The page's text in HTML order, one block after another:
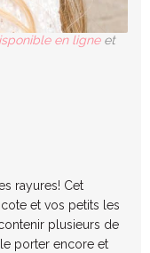
en ligneet
rayures! Cet
et vos petits les
plusieurs de
porter encore et